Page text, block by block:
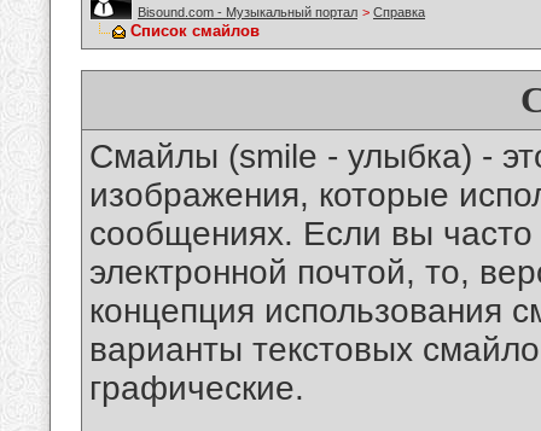
Bisound.com - Музыкальный портал > Справка
Список смайлов
Смайлы (smile - улыбка) -
изображения, которые
сообщениях. Если вы часто
электронной почтой, то,
концепция использования
варианты текстовых
графические.